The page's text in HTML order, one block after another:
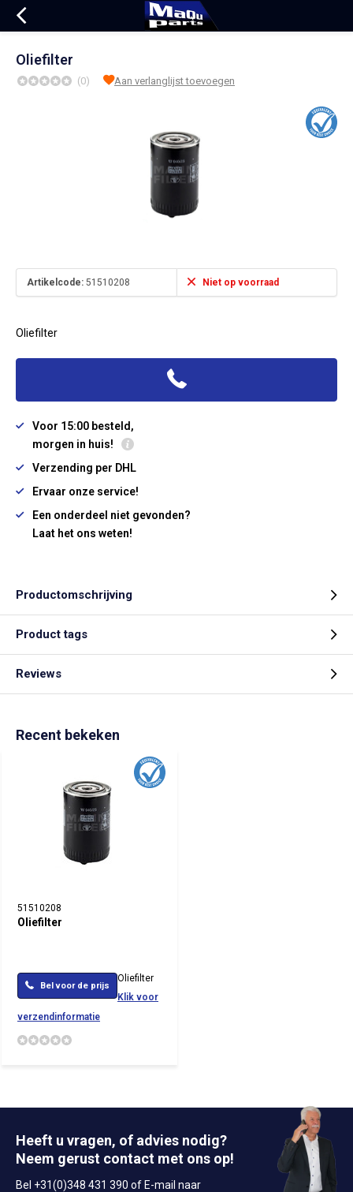
Oliefilter
(0) Aan verlanglijst toevoegen
Artikelcode: 51510208 Niet op voorraad
Oliefilter
Voor 15:00 besteld,
morgen in huis!
Verzending per DHL
Ervaar onze service!
Een onderdeel niet gevonden?
Laat het ons weten!
Productomschrijving
Product tags
Reviews
Recent bekeken
51510208
Oliefilter
Bel voor de prijs
Oliefilter
Klik voor
verzendinformatie
Heeft u vragen, of advies nodig?
Neem gerust contact met ons op!
Bel +31(0)348 431 390 of E-mail naar